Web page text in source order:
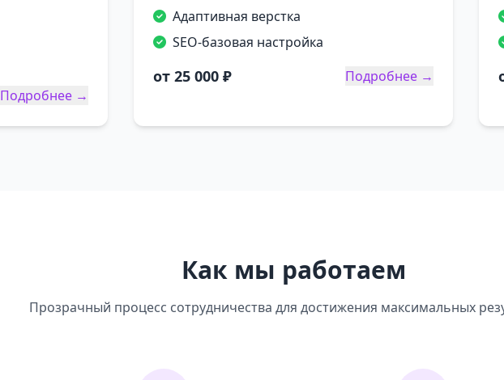
Подробнее →
Адаптивная верстка
SEO-базовая настройка
от 25 000 ₽ Подробнее →
Как мы работаем
Прозрачный процесс сотрудничества для достижения максимальных